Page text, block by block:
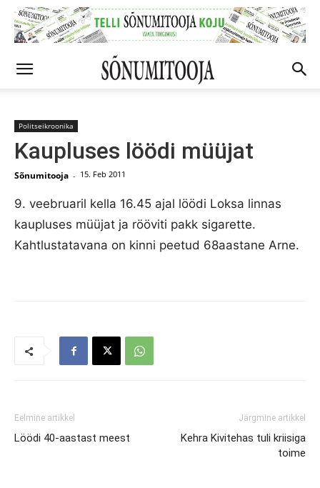
Politseikroonika
Kaupluses löödi müüjat
Sõnumitooja - 15. Feb 2011
9. veebruaril kella 16.45 ajal löödi Loksa linnas
kaupluses müüjat ja rööviti pakk sigarette.
Kahtlustatavana on kinni peetud 68aastane Arne.
Eelmine artikkel
Löödi 40-aastast meest
Järgmine artikkel
Kehra Kivitehas tuli kriisiga
toime